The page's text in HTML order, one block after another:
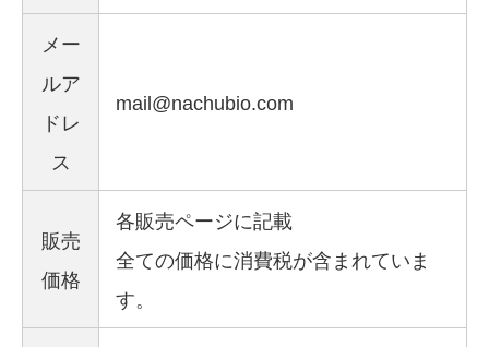
メー
ルア
ドレ
ス
mail@nachubio.com
販売
価格
各販売ページに記載
全ての価格に消費税が含まれていま
す。